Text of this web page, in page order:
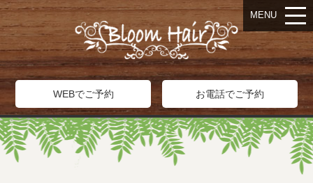
WEBでご予約 お電話でご予約
MENU